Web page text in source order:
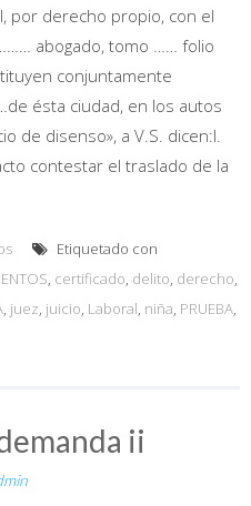
por derecho propio, con el
abogado, tomo …… folio
conjuntamente
ésta ciudad, en los autos
de disenso», a V.S. dicen:I.
contestar el traslado de la
Etiquetado con
, certificado, delito, derecho,
, juez, juicio, Laboral, niña, PRUEBA,
ii